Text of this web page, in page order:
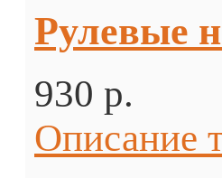
Рулевые
930 p.
Описание